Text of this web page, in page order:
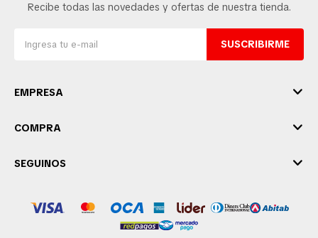
Recibe todas las novedades y ofertas de nuestra tienda.
SUSCRIBIRME
EMPRESA
COMPRA
SEGUINOS